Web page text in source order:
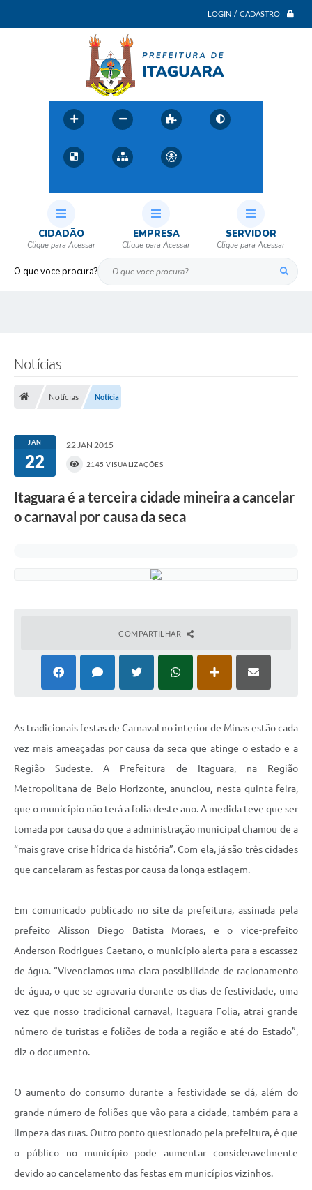
LOGIN / CADASTRO
O que voce procura?
CIDADÃO EMPRESA SERVIDOR
Notícias
Notícias Notícia
JAN
22
22 JAN 2015
2145 VISUALIZAÇÕES
Itaguara é a terceira cidade mineira a cancelar
o carnaval por causa da seca
COMPARTILHAR
As tradicionais festas de Carnaval no interior de Minas estão cada
vez mais ameaçadas por causa da seca que atinge o estado e a
Região Sudeste. A Prefeitura de Itaguara, na Região
Metropolitana de Belo Horizonte, anunciou, nesta quinta-feira,
que o município não terá a folia deste ano. A medida teve que ser
tomada por causa do que a administração municipal chamou de a
“mais grave crise hídrica da história”. Com ela, já são três cidades
que cancelaram as festas por causa da longa estiagem.
Em comunicado publicado no site da prefeitura, assinada pela
prefeito Alisson Diego Batista Moraes, e o vice-prefeito
Anderson Rodrigues Caetano, o município alerta para a escassez
de água. “Vivenciamos uma clara possibilidade de racionamento
de água, o que se agravaria durante os dias de festividade, uma
vez que nosso tradicional carnaval, Itaguara Folia, atrai grande
número de turistas e foliões de toda a região e até do Estado”,
diz o documento.
O aumento do consumo durante a festividade se dá, além do
grande número de foliões que vão para a cidade, também para a
limpeza das ruas. Outro ponto questionado pela prefeitura, é que
o público no município pode aumentar consideravelmente
devido ao cancelamento das festas em municípios vizinhos.